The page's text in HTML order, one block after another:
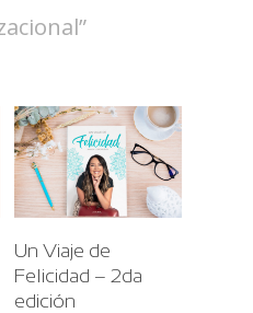
Add To Cart
Un Viaje de
Felicidad – 2da
edición